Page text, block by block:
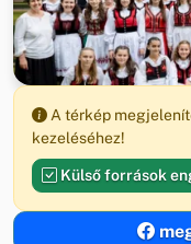
A térkép
kezeléséhez!
Külső források